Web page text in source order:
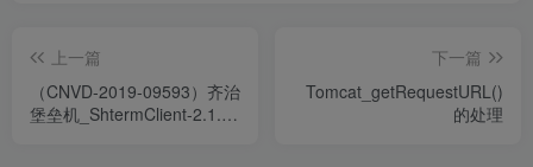
上一篇
（CNVD-2019-09593）齐治
堡垒机_ShtermClient-2.1.1_
下一篇
Tomcat_getRequestURL()
的处理